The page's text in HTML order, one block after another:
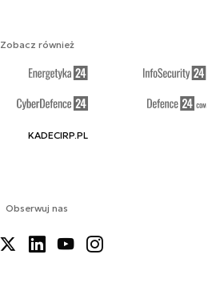
Obserwuj nas
Zobacz również
KADECIRP.PL